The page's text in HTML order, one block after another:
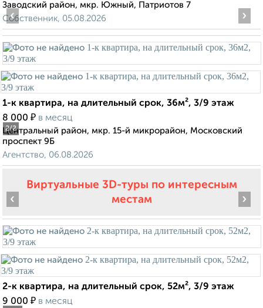
Заводский район, мкр. Южный, Патриотов 7
Собственник, 05.08.2026
2/2
‹ ›
1-к квартира, на длительный срок, 36м², 3/9 этаж
8 000 ₽ в месяц
Центральный район, мкр. 15-й микрорайон, Московский
проспект 9Б
Агентство, 06.08.2026
Виртуальные 3D-туры по интересным
местам
‹ ›
2-к квартира, на длительный срок, 52м², 3/9 этаж
9 000 ₽ в месяц